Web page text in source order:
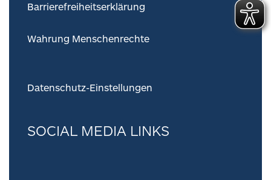
Barrierefreiheitserklärung
Wahrung Menschenrechte
Datenschutz-Einstellungen
SOCIAL MEDIA LINKS